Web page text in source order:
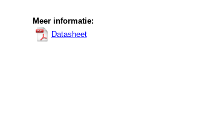
Meer informatie:
Datasheet